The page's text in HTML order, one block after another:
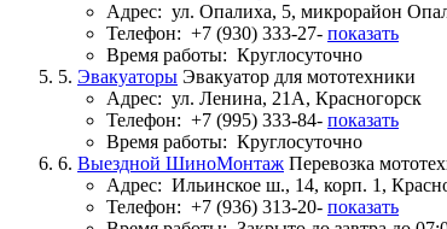
Адрес: ул. Опалиха, 5, микрорайон
Телефон: +7 (930) 333-27- показать
Время работы: Круглосуточно
5. Эвакуаторы Эвакуатор для мототехники
Адрес: ул. Ленина, 21А, Красногорск
Телефон: +7 (995) 333-84- показать
Время работы: Круглосуточно
6. Выездной ШиноМонтаж Перевозка
Адрес: Ильинское ш., 14, корп. 1,
Телефон: +7 (936) 313-20- показать